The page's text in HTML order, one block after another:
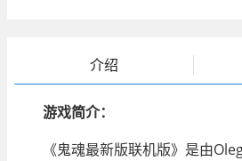
介绍
游戏简介：
《鬼魂最新版联机版》是由